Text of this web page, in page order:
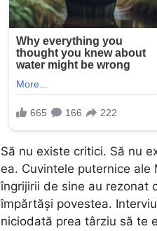
Să nu existe critici. Să nu
ea. Cuvintele puternice
îngrijirii de sine au rezonat
împărtăși povestea.
niciodată prea târziu să te